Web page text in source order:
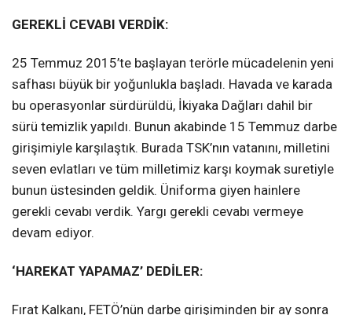
GEREKLİ CEVABI VERDİK:
25 Temmuz 2015’te başlayan terörle mücadelenin yeni
safhası büyük bir yoğunlukla başladı. Havada ve karada
bu operasyonlar sürdürüldü, İkiyaka Dağları dahil bir
sürü temizlik yapıldı. Bunun akabinde 15 Temmuz darbe
girişimiyle karşılaştık. Burada TSK’nın vatanını, milletini
seven evlatları ve tüm milletimiz karşı koymak suretiyle
bunun üstesinden geldik. Üniforma giyen hainlere
gerekli cevabı verdik. Yargı gerekli cevabı vermeye
devam ediyor.
‘HAREKAT YAPAMAZ’ DEDİLER:
Fırat Kalkanı, FETÖ’nün darbe girişiminden bir ay sonra